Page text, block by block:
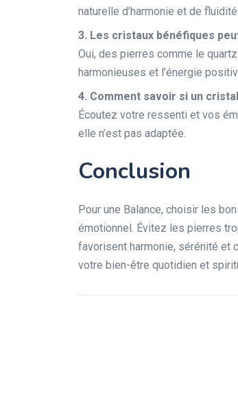
naturelle d’harmonie et de
3. Les cristaux bénéfiques
Oui, des pierres comme le
harmonieuses et l’énergie
4. Comment savoir si un
Écoutez votre ressenti et vos
elle n’est pas adaptée.
Conclusion
Pour une Balance, choisir les
émotionnel. Évitez les pierres
favorisent harmonie, sérénité et
votre bien-être quotidien et